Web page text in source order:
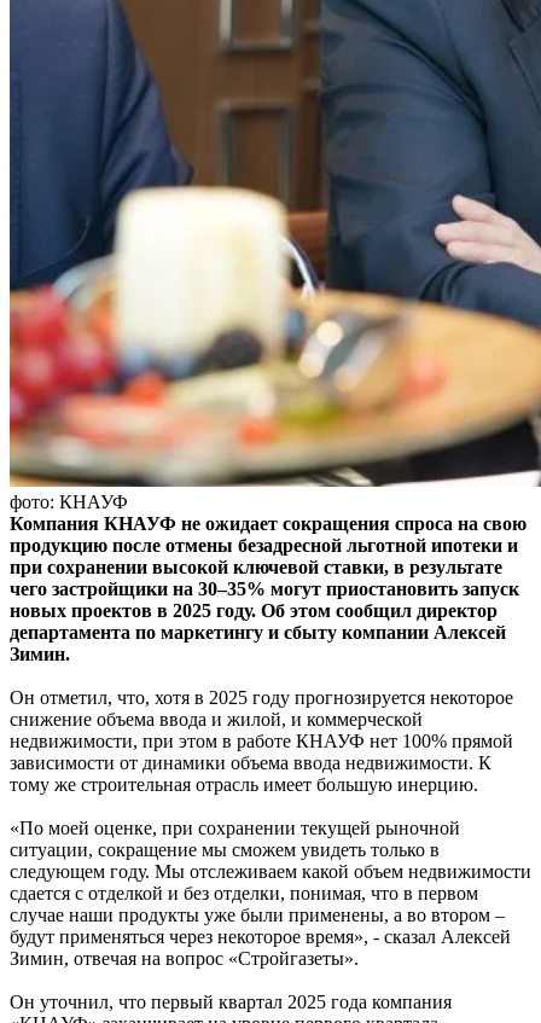
фото: КНАУФ
Компания КНАУФ не ожидает сокращения спроса на свою
продукцию после отмены безадресной льготной ипотеки и
при сохранении высокой ключевой ставки, в результате
чего застройщики на 30–35% могут приостановить запуск
новых проектов в 2025 году. Об этом сообщил директор
департамента по маркетингу и сбыту компании Алексей
Зимин.
Он отметил, что, хотя в 2025 году прогнозируется некоторое
снижение объема ввода и жилой, и коммерческой
недвижимости, при этом в работе КНАУФ нет 100% прямой
зависимости от динамики объема ввода недвижимости. К
тому же строительная отрасль имеет большую инерцию.
«По моей оценке, при сохранении текущей рыночной
ситуации, сокращение мы сможем увидеть только в
следующем году. Мы отслеживаем какой объем недвижимости
сдается с отделкой и без отделки, понимая, что в первом
случае наши продукты уже были применены, а во втором –
будут применяться через некоторое время», - сказал Алексей
Зимин, отвечая на вопрос «Стройгазеты».
Он уточнил, что первый квартал 2025 года компания